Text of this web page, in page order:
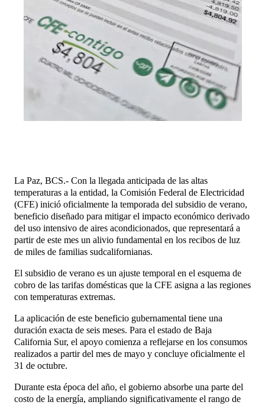
La Paz, BCS.- Con la llegada anticipada de las altas
temperaturas a la entidad, la Comisión Federal de Electricidad
(CFE) inició oficialmente la temporada del subsidio de verano,
beneficio diseñado para mitigar el impacto económico derivado
del uso intensivo de aires acondicionados, que representará a
partir de este mes un alivio fundamental en los recibos de luz
de miles de familias sudcalifornianas.
El subsidio de verano es un ajuste temporal en el esquema de
cobro de las tarifas domésticas que la CFE asigna a las regiones
con temperaturas extremas.
La aplicación de este beneficio gubernamental tiene una
duración exacta de seis meses. Para el estado de Baja
California Sur, el apoyo comienza a reflejarse en los consumos
realizados a partir del mes de mayo y concluye oficialmente el
31 de octubre.
Durante esta época del año, el gobierno absorbe una parte del
costo de la energía, ampliando significativamente el rango de